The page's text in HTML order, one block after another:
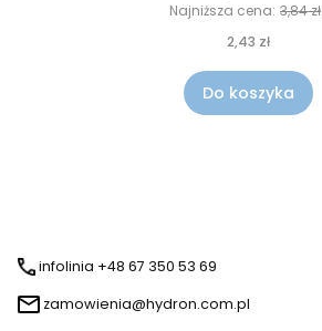
Najniższa cena: 3,84 zł
2,43 zł
Do koszyka
infolinia +48 67 350 53 69
zamowienia@hydron.com.pl